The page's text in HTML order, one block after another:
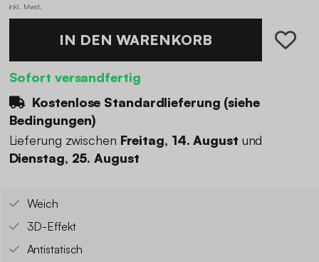
inkl. Mwst.
IN DEN WARENKORB
Sofort versandfertig
Kostenlose Standardlieferung (siehe
Bedingungen)
Lieferung zwischen Freitag, 14. August und
Dienstag, 25. August
Weich
3D-Effekt
Antistatisch